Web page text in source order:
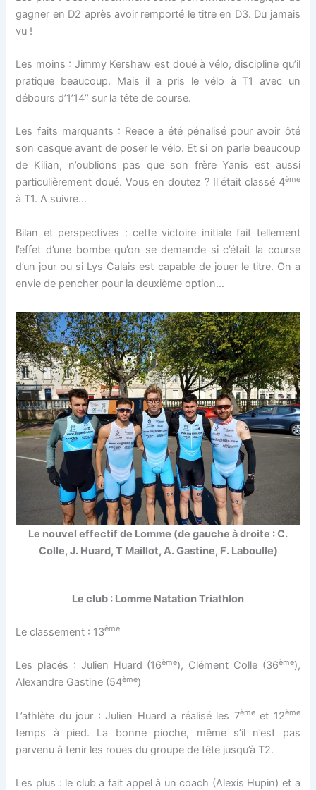
gagner en D2 après avoir remporté le titre en D3. Du jamais
vu !
Les moins : Jimmy Kershaw est doué à vélo, discipline qu’il
pratique beaucoup. Mais il a pris le vélo à T1 avec un
débours d’1’14’’ sur la tête de course.
Les faits marquants : Reece a été pénalisé pour avoir ôté
son casque avant de poser le vélo. Et si on parle beaucoup
de Kilian, n’oublions pas que son frère Yanis est aussi
particulièrement doué. Vous en doutez ? Il était classé 4ème
à T1. A suivre…
Bilan et perspectives : cette victoire initiale fait tellement
l’effet d’une bombe qu’on se demande si c’était la course
d’un jour ou si Lys Calais est capable de jouer le titre. On a
envie de pencher pour la deuxième option…
Le nouvel effectif de Lomme (de gauche à droite : C.
Colle, J. Huard, T Maillot, A. Gastine, F. Laboulle)
Le club : Lomme Natation Triathlon
Le classement : 13ème
Les placés : Julien Huard (16ème), Clément Colle (36ème),
Alexandre Gastine (54ème)
L’athlète du jour : Julien Huard a réalisé les 7èmeet 12ème
temps à pied. La bonne pioche, même s’il n’est pas
parvenu à tenir les roues du groupe de tête jusqu’à T2.
Les plus : le club a fait appel à un coach (Alexis Hupin) et a